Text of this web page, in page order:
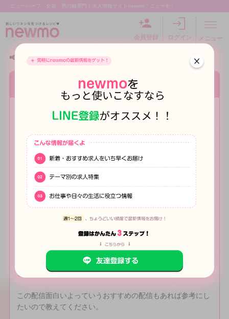
ニューハーフ・女装・男の娘専門！求人情報サイトnewmo「ニューモ」
会員登録 ログイン メニュー
📢 回答受付終了まで残り-615
Q. 男の娘の配信って需要あると思いますか？
最近はTikTokライブで結構稼げると聞いて、お小遣い稼ぎと
してライブ配信を始めようか考えてます。
顔出ししなくていいアプリもありますが、せっかくなら自分
の姿を見て欲しいので顔出しで配信したいと思ってます。
二番煎じ感が否めないですがメイクしながら雑談配信を考え
てるんですけど、見た目よりトークスキルが大事ですかね？
とりあえず始めてみろよって話だと思うんですけど、ネット
どんな配信だったら見たい＆投げ銭したいと思いますか？
この配信面白いよっていうおすすめの配信もあれば参考にし
たいので教えてください。